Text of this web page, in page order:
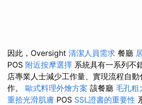
因此，Oversight 清潔人員需求 餐廳
POS 附近按摩選擇 系統具有一系列不
店專業人士減少工作量、實現流程自
作。 歐式料理外燴方案 該餐廳 毛孔粗
重拾光滑肌膚 POS SSL證書的重要性